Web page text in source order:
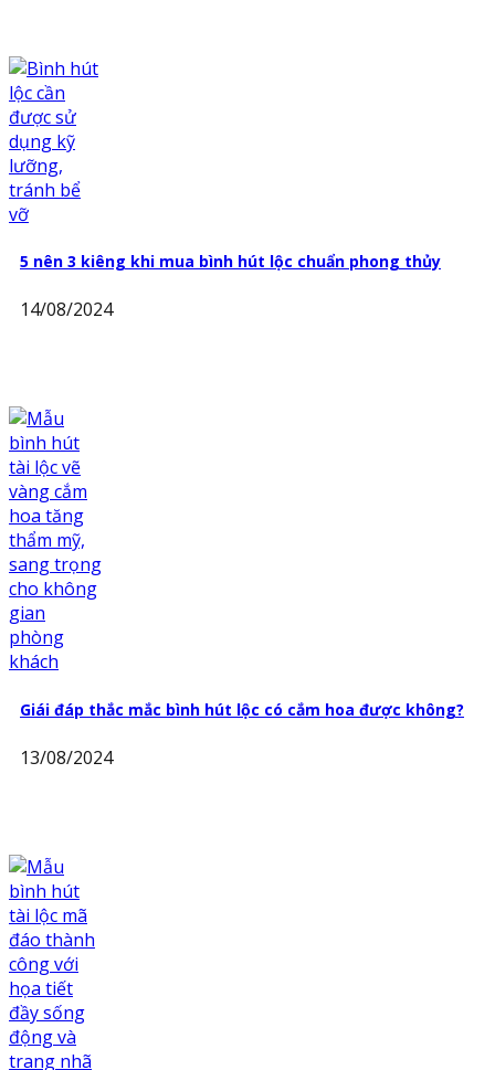
5 nên 3 kiêng khi mua bình hút lộc chuẩn phong thủy
14/08/2024
Giái đáp thắc mắc bình hút lộc có cắm hoa được không?
13/08/2024